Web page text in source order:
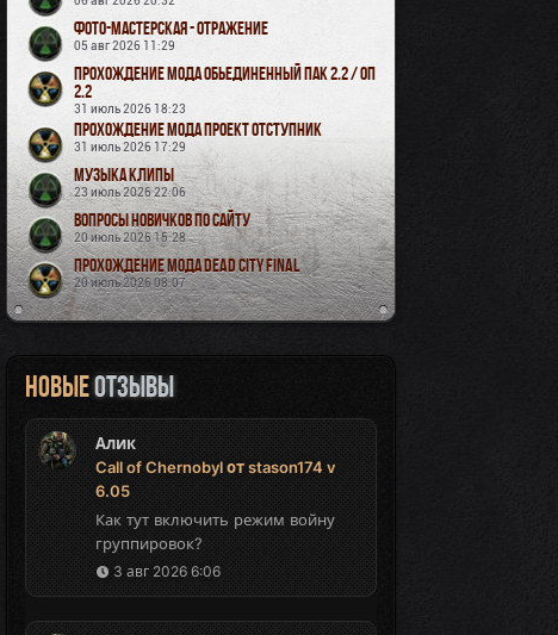
Фото-мастерская - Отражение
05 авг 2026 11:29
Прохождение мода Обьединенный Пак 2.2 / ОП
2.2
31 июль 2026 18:23
Прохождение мода Проект Отступник
31 июль 2026 17:29
Музыка Клипы
23 июль 2026 22:06
Вопросы новичков по сайту
20 июль 2026 15:28
Прохождение мода Dead City Final
20 июль 2026 08:07
Новыеотзывы
Алик
Call of Chernobyl от stason174 v
6.05
Как тут включить режим войну
группировок?
3 авг 2026 6:06